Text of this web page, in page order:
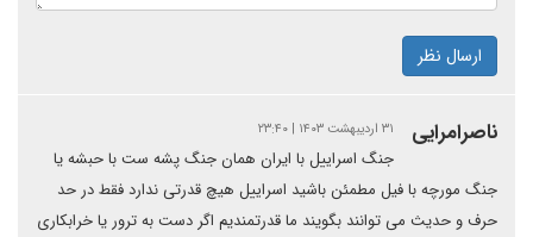
ارسال نظر
ناصرامرایی ۳۱ اردیبهشت ۱۴۰۳ | ۲۳:۴۰
جنگ اسراییل با ایران همان جنگ پشه ست با حبشه یا
جنگ مورچه با فیل مطمئن باشید اسراییل هیچ قدرتی ندارد فقط در حد
حرف و حدیث می توانند بگویند ما قدرتمندیم اگر دست به ترور یا خرابکاری